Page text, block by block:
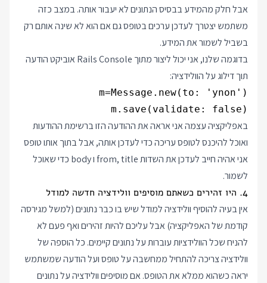
אבל חלק מהמידע בבסיס הנתונים לא יעבור אותה. במצב כזה
משתמש יצטרך לעדכן ערכים בטופס גם אם הוא לא שינה אותם רק
בשביל לשמור את המידע.
בדוגמה שלנו, אני יכול ליצור מתוך Rails Console אוביקט הודעה
תוך דילוג על הוולידציה:
m.save(validate: false)
באפליקציה עצמה אני אראה את ההודעה הזו ברשימת ההודעות
ואוכל להיכנס לטופס עריכה כדי לעדכן אותה, אבל בתוך אותו טופס
אני אהיה חייב לעדכן את השדות from, title ו body כדי שאוכל
לשמור.
4. היו זהירים כשאתם מוסיפים וולידציה חדשה למודל
אין בעיה להוסיף וולידציה למודל שיש בו כבר נתונים (למשל מגירסה
קודמת של האפליקציה) אבל עליכם להיות זהירים ואף פעם לא
להניח שכל הוולידציות עוברות על נתונים קיימים. כל הוספה של
וולידציה צריכה להתחיל ממחשבה על טופס ועל הודעה שמשתמש
יראה כשהוא ממלא את הטופס. אם מוסיפים וולידציה על נתונים